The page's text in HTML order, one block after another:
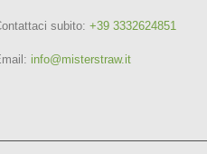
subito: +39 3332624851
info@misterstraw.it